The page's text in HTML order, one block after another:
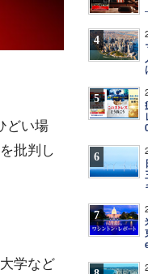
どい場
批判し
学など
4
5
6
7